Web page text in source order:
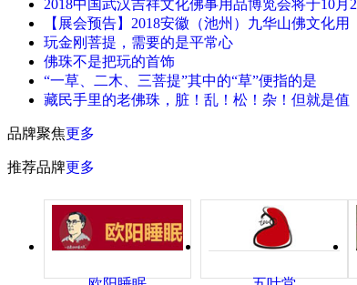
2018中国武汉吉祥文化佛事用品博览会将于10月2
【展会预告】2018安徽（池州）九华山佛文化用
玩金刚菩提，需要的是平常心
佛珠不是把玩的首饰
“一草、二木、三菩提”其中的“草”便指的是
藏民手里的老佛珠，脏！乱！松！杂！但就是值
品牌聚焦更多
推荐品牌更多